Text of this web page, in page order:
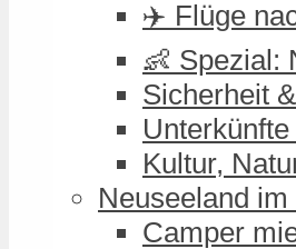
✈️ Flüge
👶 Spezial:
Sicherheit
Kultur,
Neuseeland
Camper